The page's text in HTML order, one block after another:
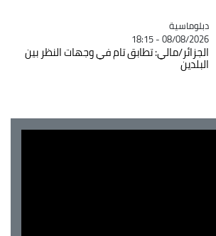
Catégorie
دبلوماسية
08/08/2026 - 18:15
الجزائر/مالي: تطابق تام في وجهات النظر بين
البلدين